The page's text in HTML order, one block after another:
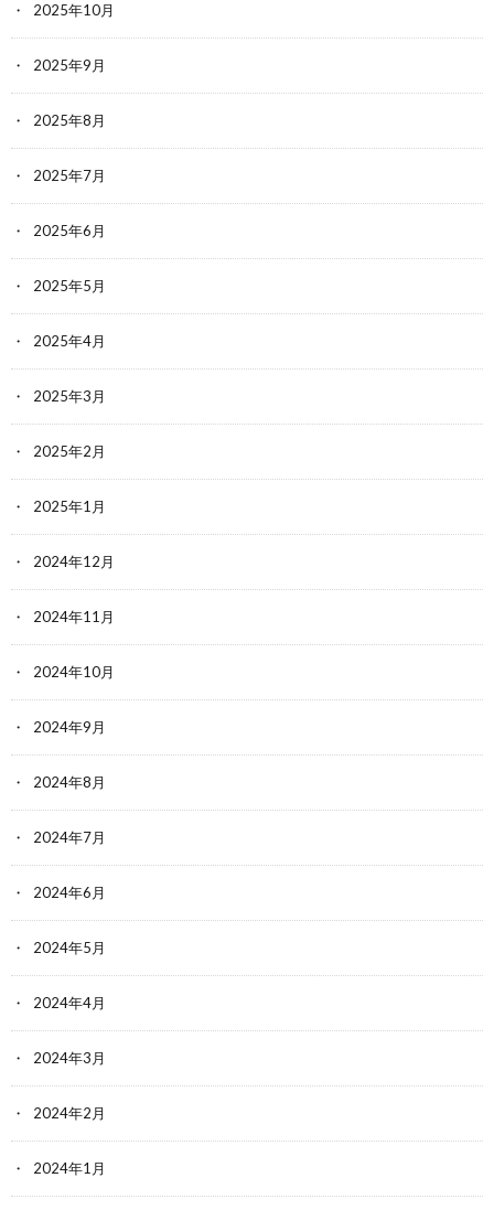
2025年10月
2025年9月
2025年8月
2025年7月
2025年6月
2025年5月
2025年4月
2025年3月
2025年2月
2025年1月
2024年12月
2024年11月
2024年10月
2024年9月
2024年8月
2024年7月
2024年6月
2024年5月
2024年4月
2024年3月
2024年2月
2024年1月